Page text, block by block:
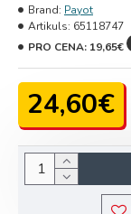
24,60€
Brand: Payot
Artikuls: 65118747
PRO CENA: 19,65€